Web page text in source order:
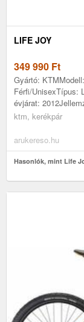
LIFE JOY
349 990 Ft
Gyártó:
Férfi/UnisexTípus:
évjárat:
ktm, kerékpár
arukereso.hu
Hasonlók, mint Life